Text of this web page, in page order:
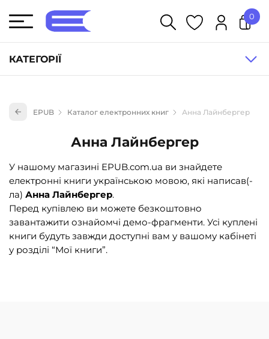
КАТЕГОРІЇ
Книги для дітей (835)
Книги для підлітків (240)
Навчальна література та посібники (527)
Енциклопедії, довідники, словники (55)
Подарункові сертифікати (1)
0
EPUB Каталог електронних книг Анна Лайнбергер
Анна Лайнбергер
У нашому магазині EPUB.com.ua ви знайдете
електронні книги українською мовою, які написав(-
ла) Анна Лайнбергер.
Перед купівлею ви можете безкоштовно
завантажити ознайомчі демо-фрагменти. Усі куплені
книги будуть завжди доступні вам у вашому кабінеті
у розділі “Мої книги”.